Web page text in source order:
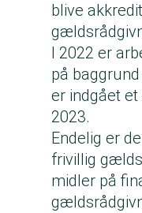
blive
I 2022 er
på
er indgået
2023.
Endelig er
frivillig
midler på